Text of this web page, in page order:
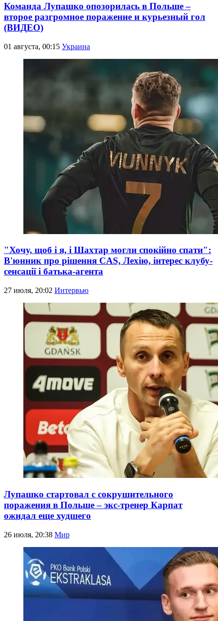
Команда Лупашко опозорилась в Польше –
второе разгромное поражение и курьезный гол
(ВИДЕО)
01 августа, 00:15 Украина
"Хочу, щоб і я, і Шахтар могли спокійно спати":
В'юнник про рішення CAS, Лехію, інтерес клубу-
сенсації і батька-агента
27 июля, 20:02 Интервью
Лупашко стартовал с сокрушительного
поражения в Польше – экс-тренер Карпат
ожидал еще худшего
26 июля, 20:38 Мир